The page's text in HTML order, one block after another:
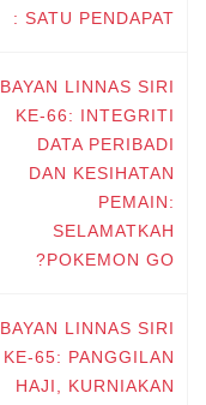
: SATU PENDAPAT
BAYAN LINNAS SIRI
KE-66: INTEGRITI
DATA PERIBADI
DAN KESIHATAN
PEMAIN:
SELAMATKAH
POKEMON GO?
BAYAN LINNAS SIRI
KE-65: PANGGILAN
HAJI, KURNIAKAN